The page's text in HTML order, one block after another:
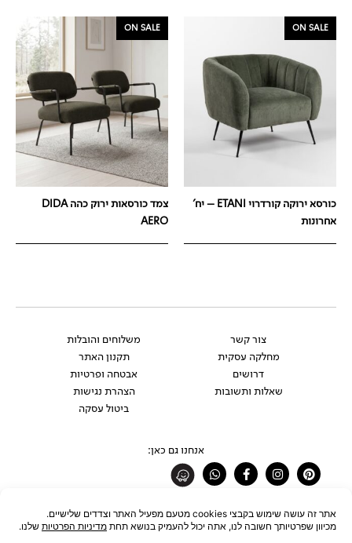
ON SALE
כורסא ירוקה קורדרוי ETANI – יח'
אחרונות
ON SALE
צמד כורסאות ירוק כהה DIDA
AERO
צור קשר
מחלקה עסקית
דרושים
שאלות ותשובות
משלוחים והובלות
תקנון האתר
אבטחה ופרטיות
הצהרת נגישות
ביטול עסקה
אנחנו גם כאן:
Pinterest
Instagram
Facebook-
f
Whatsapp
רוצים להתעדכן לפני כולם?